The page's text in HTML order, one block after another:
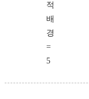
적
배
경
=
5